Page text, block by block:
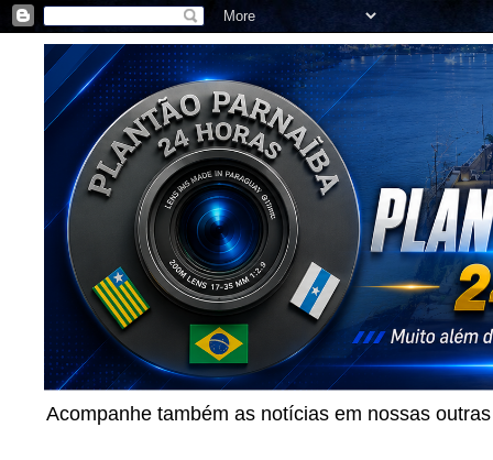
Acompanhe também as notícias em nossas